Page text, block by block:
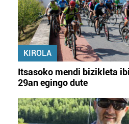
KIROLA
Itsasoko mendi bizikleta
29an egingo dute